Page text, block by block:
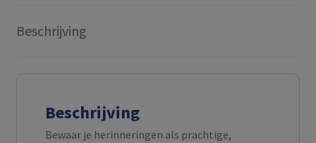
Beschrijving
Beschrijving
Bewaar je herinneringen als prachtige,